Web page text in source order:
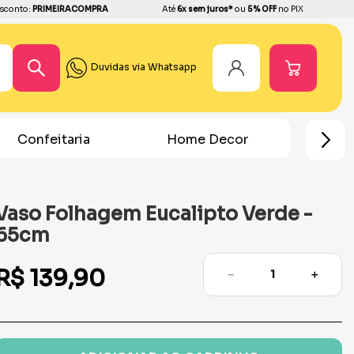
PRIMEIRACOMPRA Até6x sem juros*ou 5% OFFno PIX
Duvidas via Whatsapp
Home Decor Chá Revelação
Folhagem Eucalipto Verde -
139,90 ＋
－